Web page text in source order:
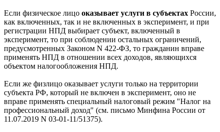
Если физическое лицо оказывает услуги в субъектах России,
как включенных, так и не включенных в эксперимент, и при
регистрации НПД выбирает субъект, включенный в
эксперимент, то при соблюдении остальных ограничений,
предусмотренных Законом N 422-ФЗ, то гражданин вправе
применять НПД в отношении всех доходов, являющихся
объектом налогообложения НПД.
Если же физлицо оказывает услуги только на территории
субъекта РФ, который не включен в эксперимент, оно не
вправе применять специальный налоговый режим "Налог на
профессиональный доход" (см. письмо Минфина России от
11.07.2019 N 03-01-11/51375).